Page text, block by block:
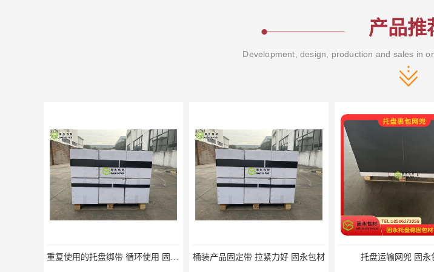
产品推
Development, design, production and sales in
重复使用的托盘绑带 循环使用 固永包材 桶装产品固定带 拉紧力好 固永包材 托盘运输网兜 固永包材